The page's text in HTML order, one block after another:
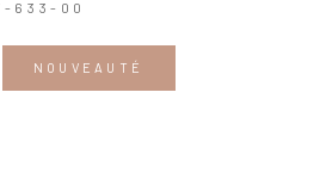
633-00
NOUVEAUTÉ